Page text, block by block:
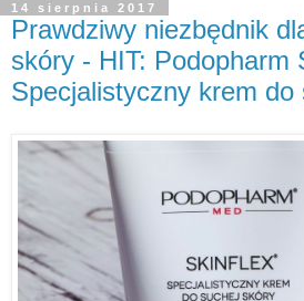
14 sierpnia 2017
Prawdziwy niezbędnik
skóry - HIT: Podopharm
Specjalistyczny krem do